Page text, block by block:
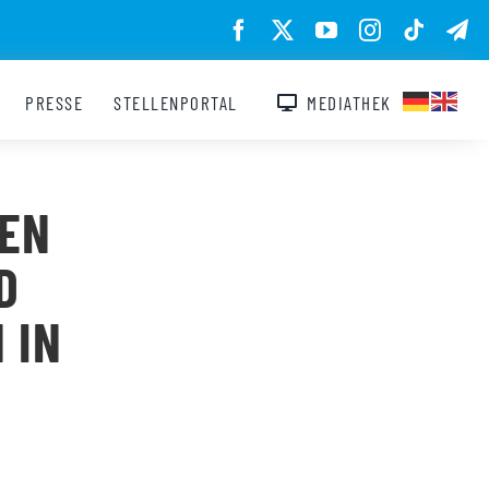
PRESSE STELLENPORTAL MEDIATHEK
IN